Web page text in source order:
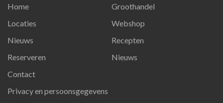
Home
Locaties
Nieuws
Reserveren
Contact
Privacy en persoonsgegevens
Groothandel
Webshop
Recepten
Nieuws